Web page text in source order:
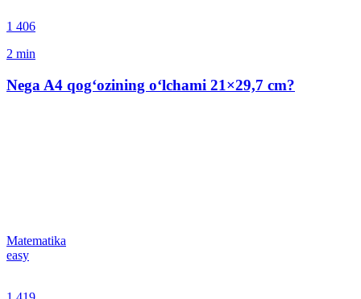
1 406
2 min
Nega A4 qog‘ozining o‘lchami 21×29,7 сm?
Matematika
easy